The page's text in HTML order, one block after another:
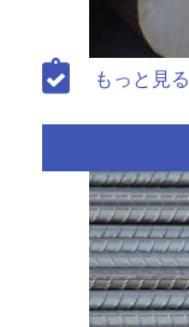
もっと見る